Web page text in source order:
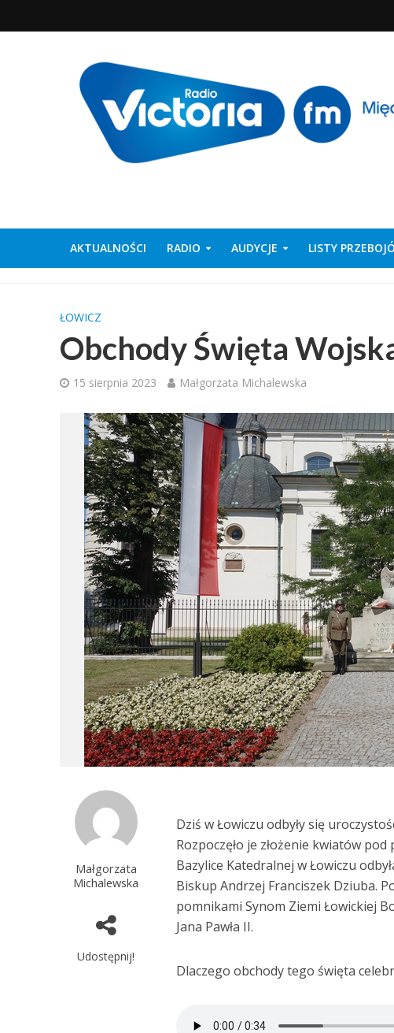
AKTUALNOŚCI RADIO AUDYCJE LISTY
ŁOWICZ
Obchody Święta
15 sierpnia 2023 Małgorzata Michalewska
Małgorzata
Michalewska
Udostępnij!
Dziś w Łowiczu odbyły się
Rozpoczęło je złożenie kwiatów
Bazylice Katedralnej w Łowiczu
Biskup Andrzej Franciszek Dziuba.
pomnikami Synom Ziemi Łowickiej
Jana Pawła II.
Dlaczego obchody tego święta